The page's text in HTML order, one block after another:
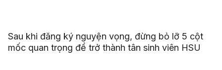
Sau khi đăng ký nguyện vọng, đừng bỏ lỡ 5 cột
mốc quan trọng để trở thành tân sinh viên HSU